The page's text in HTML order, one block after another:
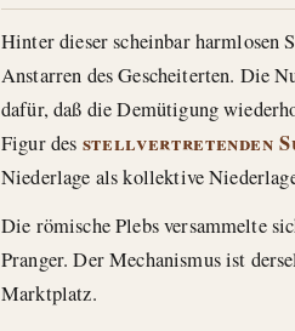
Hinter dieser scheinbar harmlosen
Anstarren des Gescheiterten. Die
dafür, daß die Demütigung
Figur des stellvertretenden
Niederlage als kollektive
Die römische Plebs versammelte
Pranger. Der Mechanismus ist
Marktplatz.